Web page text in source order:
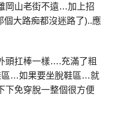
岡山老街不遠…加上招
個大路痴都沒迷路了)..應
頭扛棒一樣….充滿了粗
區…如果要坐脫鞋區…就
免穿脫一整個很方便